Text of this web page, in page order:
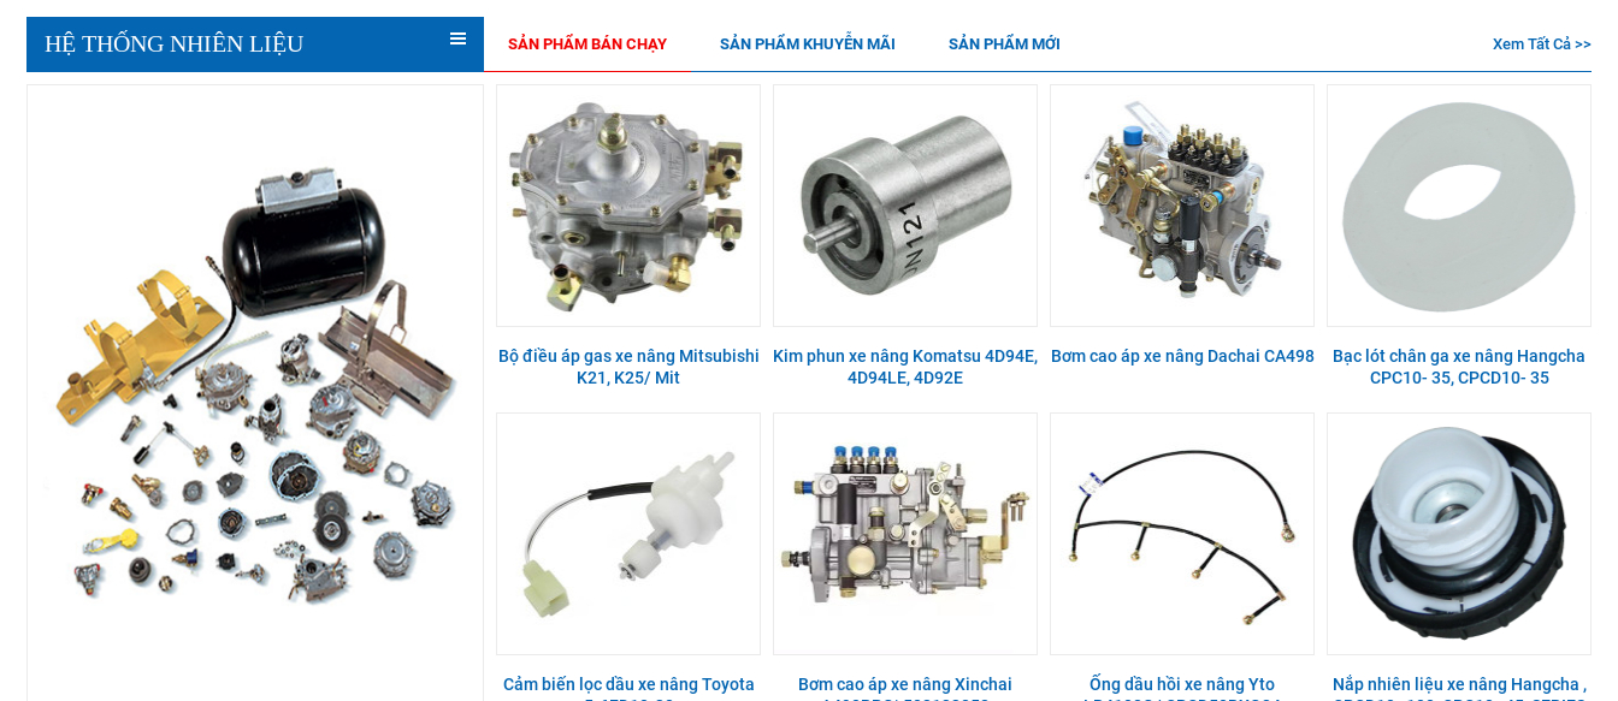
HỆ THỐNG NHIÊN LIỆU SẢN PHẨM BÁN CHẠY SẢN PHẨM KHUYỄN MÃI SẢN PHẨM MỚI Xem Tất Cả >>
Bộ điều áp gas xe nâng Mitsubishi
K21, K25/ Mit
Kim phun xe nâng Komatsu 4D94E,
4D94LE, 4D92E
Bơm cao áp xe nâng Dachai CA498
Bạc lót chân ga xe nâng Hangcha
CPC10- 35, CPCD10- 35
Cảm biến lọc dầu xe nâng Toyota
Bơm cao áp xe nâng Xinchai
Ống dầu hồi xe nâng Yto
Nắp nhiên liệu xe nâng Hangcha ,